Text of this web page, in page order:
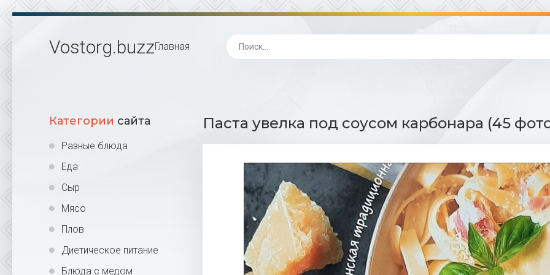
Vostorg.buzzГлавная
Категории сайта
Разные блюда
Еда
Сыр
Мясо
Плов
Диетическое питание
Блюда с медом
Паста увелка под соусом карбонара (45